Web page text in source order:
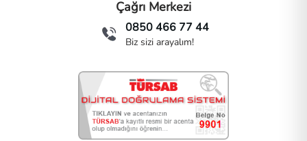
Çağrı Merkezi
0850 466 77 44
Biz sizi arayalım!